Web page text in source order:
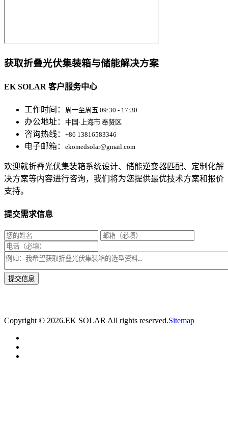
获取折叠光伏集装箱与储能解决方案
EK SOLAR 客户服务中心
工作时间： 周一至周五 09:30 - 17:30
办公地址： 中国·上海市 奉贤区
咨询热线： +86 13816583346
电子邮箱： ekomedsolar@gmail.com
欢迎就折叠光伏集装箱系统设计、储能逆变器匹配、定制化解
决方案等内容进行咨询，我们将为您提供最优技术方案和报价
支持。
提交需求信息
Copyright © 2026.EK SOLAR All rights reserved.Sitemap